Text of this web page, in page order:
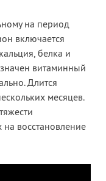
на период
включается
белка и
витаминный
Длится
месяцев.
восстановление